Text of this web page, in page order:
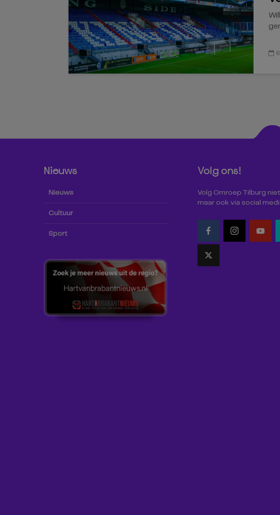
Nieuws
Nieuws
Cultuur
Sport
Volg ons!
Volg Omroep Tilburg
maar ook via social